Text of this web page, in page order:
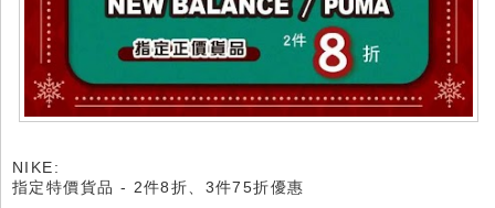
NIKE:
指定特價貨品 - 2件8折、3件75折優惠